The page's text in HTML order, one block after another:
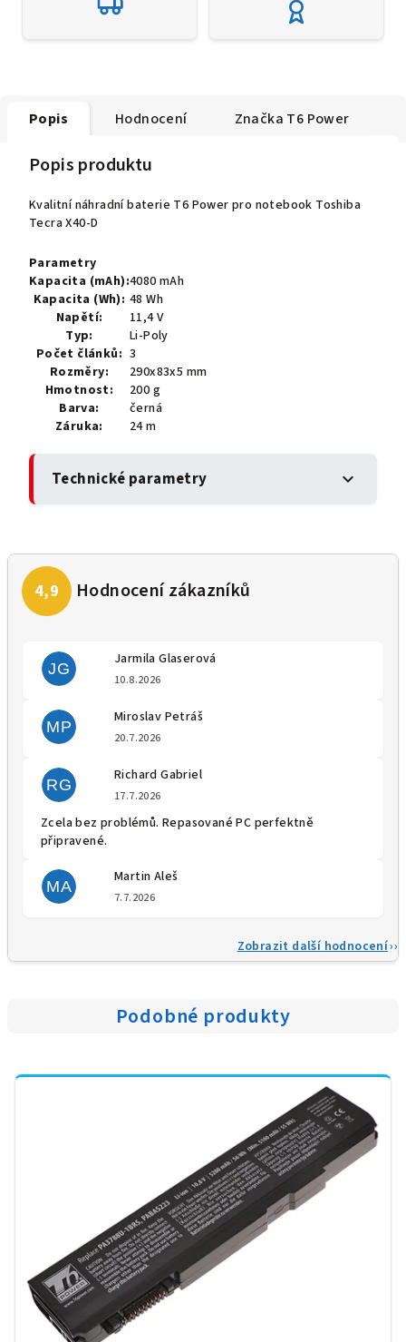
Popis Hodnocení Značka T6 Power
Popis produktu
Kvalitní náhradní baterie T6 Power pro notebook Toshiba
Tecra X40-D
Parametry
Kapacita (mAh):4080 mAh
Kapacita (Wh): 48 Wh
Napětí:
11,4 V
Typ:
Li-Poly
Počet článků: 3
Rozměry:
290x83x5 mm
Hmotnost:
200 g
Barva:
černá
Záruka:
24 m
Technické parametry expand_more
JG
Jarmila Glaserová
10.8.2026
MP
Miroslav Petráš
20.7.2026
RG
Richard Gabriel
17.7.2026
Zcela bez problémů. Repasované PC perfektně
připravené.
MA
Martin Aleš
7.7.2026
Zobrazit další hodnocení
Podobné produkty